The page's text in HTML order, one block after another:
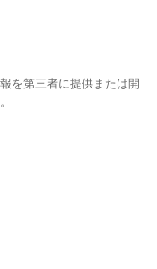
を第三者に提供または開